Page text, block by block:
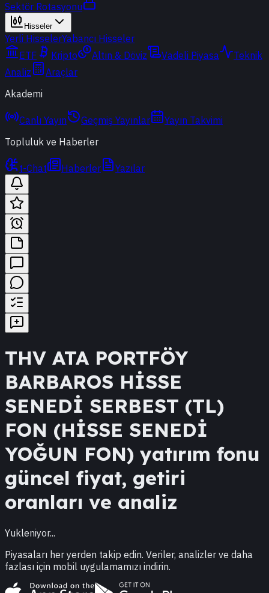
Sektör Rotasyonu
Hisseler
Yerli HisselerYabancı Hisseler
ETF
Kripto Altın & Döviz Vadeli Piyasa
Teknik
Analiz
Araçlar
Akademi
Canlı Yayın Geçmiş Yayınlar
Yayın Takvimi
Topluluk ve Haberler
t-Chat Haberler Yazılar
THV ATA PORTFÖY
BARBAROS HİSSE
SENEDİ SERBEST (TL)
FON (HİSSE SENEDİ
YOĞUN FON) yatırım fonu
güncel fiyat, getiri
oranları ve analiz
Yukleniyor...
Piyasaları her yerden takip edin. Veriler, analizler ve daha
fazlası için mobil uygulamamızı indirin.